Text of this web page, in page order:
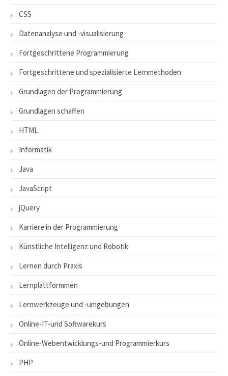
CSS
Datenanalyse und -visualisierung
Fortgeschrittene Programmierung
Fortgeschrittene und spezialisierte Lernmethoden
Grundlagen der Programmierung
Grundlagen schaffen
HTML
Informatik
Java
JavaScript
jQuery
Karriere in der Programmierung
Künstliche Intelligenz und Robotik
Lernen durch Praxis
Lernplattformmen
Lernwerkzeuge und -umgebungen
Online-IT-und Softwarekurs
Online-Webentwicklungs-und Programmierkurs
PHP